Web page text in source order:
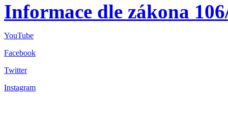
Informace dle zákona
YouTube
Facebook
Twitter
Instagram